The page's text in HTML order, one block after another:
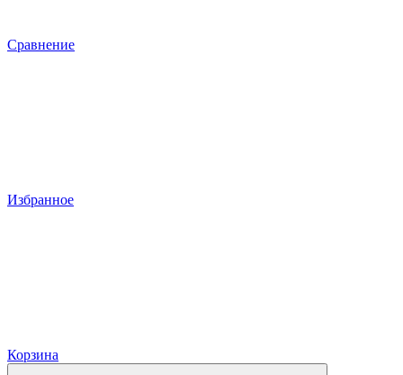
Сравнение
Избранное
Корзина